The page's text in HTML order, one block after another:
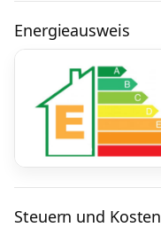
Energieausweis
Steuern und Kosten